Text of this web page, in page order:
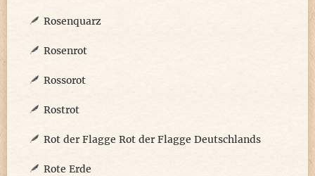
Rosenquarz
Rosenrot
Rossorot
Rostrot
Rot der Flagge Rot der Flagge Deutschlands
Rote Erde